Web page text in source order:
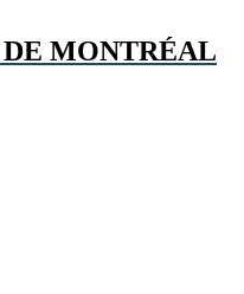
MONTRÉAL